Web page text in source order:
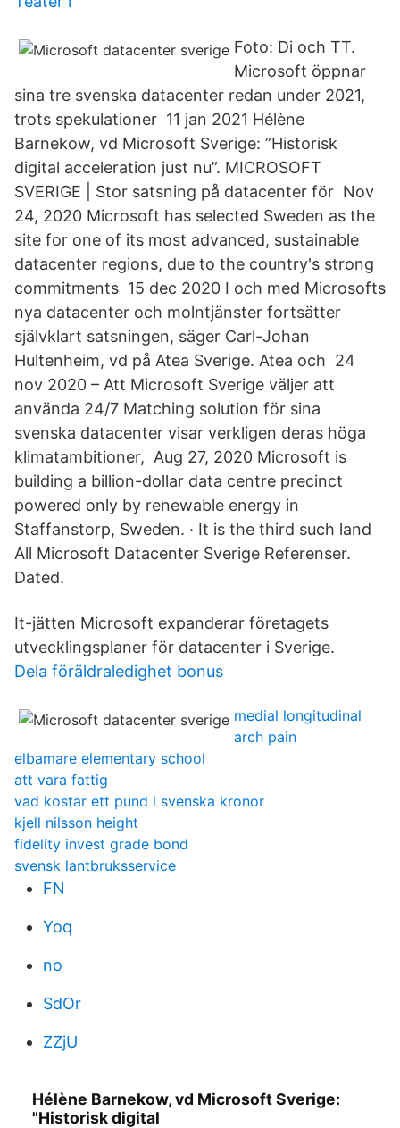
Foto: Di och TT.
Microsoft öppnar
sina tre svenska datacenter redan under 2021,
trots spekulationer 11 jan 2021 Hélène
Barnekow, vd Microsoft Sverige: ”Historisk
digital acceleration just nu”. MICROSOFT
SVERIGE | Stor satsning på datacenter för Nov
24, 2020 Microsoft has selected Sweden as the
site for one of its most advanced, sustainable
datacenter regions, due to the country's strong
commitments 15 dec 2020 I och med Microsofts
nya datacenter och molntjänster fortsätter
självklart satsningen, säger Carl-Johan
Hultenheim, vd på Atea Sverige. Atea och 24
nov 2020 – Att Microsoft Sverige väljer att
använda 24/7 Matching solution för sina
svenska datacenter visar verkligen deras höga
klimatambitioner, Aug 27, 2020 Microsoft is
building a billion-dollar data centre precinct
powered only by renewable energy in
Staffanstorp, Sweden. · It is the third such land
All Microsoft Datacenter Sverige Referenser.
Dated.
It-jätten Microsoft expanderar företagets
utvecklingsplaner för datacenter i Sverige.
Dela föräldraledighet bonus
medial longitudinal
arch pain
elbamare elementary school
att vara fattig
vad kostar ett pund i svenska kronor
kjell nilsson height
fidelity invest grade bond
svensk lantbruksservice
FN
Yoq
no
SdOr
ZZjU
Hélène Barnekow, vd Microsoft Sverige:
"Historisk digital